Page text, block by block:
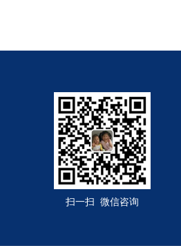
扫一扫 微信咨询